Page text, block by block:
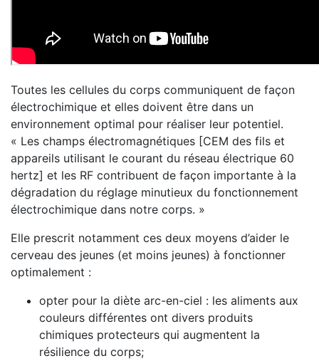
Toutes les cellules du corps communiquent de façon
électrochimique et elles doivent être dans un
environnement optimal pour réaliser leur potentiel.
« Les champs électromagnétiques [CEM des fils et
appareils utilisant le courant du réseau électrique 60
hertz] et les RF contribuent de façon importante à la
dégradation du réglage minutieux du fonctionnement
électrochimique dans notre corps. »
Elle prescrit notamment ces deux moyens d’aider le
cerveau des jeunes (et moins jeunes) à fonctionner
optimalement :
opter pour la diète arc-en-ciel : les aliments aux
couleurs différentes ont divers produits
chimiques protecteurs qui augmentent la
résilience du corps;